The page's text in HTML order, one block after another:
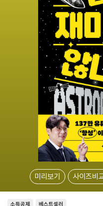
미리보기 사이즈비
소득공제 베스트셀러